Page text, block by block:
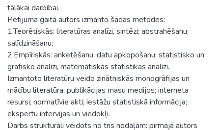
tālākai darbībai.
Pētījuma gaitā autors izmanto šādas metodes:
1.Teorētiskās: literatūras analīzi, sintēzi; abstrahēšanu;
salīdzināšanu;
2.Empīriskās: anketēšanu, datu apkopošanu; statistisko un
grafisko analīzi, matemātiskās statistikas analīzi.
Izmantoto literatūru veido zinātniskās monogrāfijas un
mācību literatūra; publikācijas masu medijos; interneta
resursi; normatīvie akti; iestāžu statistiskā informācija;
ekspertu intervijas un viedokļi.
Darbs strukturāli veidots no trīs nodaļām: pirmajā autors